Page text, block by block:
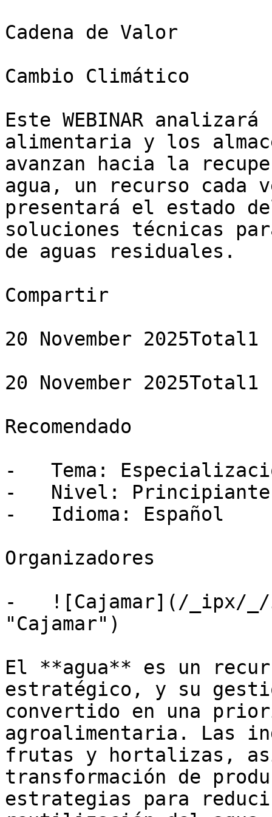
Cadena de Valor
Cambio Climático
Este WEBINAR
alimentaria y los
avanzan hacia la
agua, un recurso cada
presentará el estado
soluciones técnicas
de aguas residuales.
Compartir
20 November
20 November
Recomendado
-   Tema:
-   Nivel: Principiante
-   Idioma: Español
Organizadores
-   ![Cajamar](/_ipx/_/
"Cajamar")
El **agua** es un
estratégico, y su
convertido en una
agroalimentaria. Las
frutas y hortalizas,
transformación de
estrategias para